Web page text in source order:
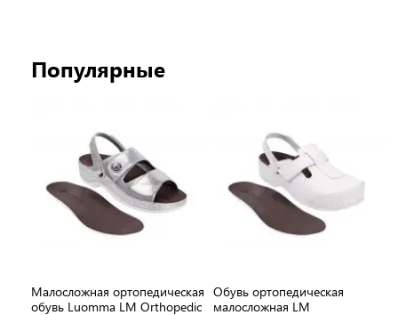
Популярные
Малосложная ортопедическая
обувь Luomma LM Orthopedic
Обувь ортопедическая
малосложная LM